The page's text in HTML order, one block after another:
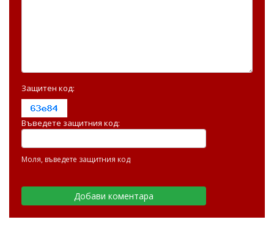
Защитен код:
Въведете защитния код:
Моля, въведете защитния код